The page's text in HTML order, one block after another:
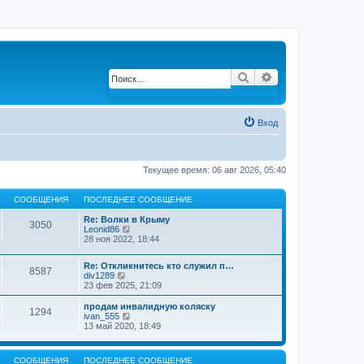
Поиск
Вход
Текущее время: 06 авг 2026, 05:40
СООБЩЕНИЯ ПОСЛЕДНЕЕ СООБЩЕНИЕ
3050
Re: Волки в Крыму
Leonid86
е
е
й
и
к
п
с
е
д
28 ноя 2022, 18:44
8587
Re: Откликнитесь кто служил п…
div1289
е
р
е
й
т
к
п
23 фев 2025, 21:09
1294
продам инвалидную коляску
ivan_555
е
е
13 май 2020, 18:49
СООБЩЕНИЯ ПОСЛЕДНЕЕ СООБЩЕНИЕ